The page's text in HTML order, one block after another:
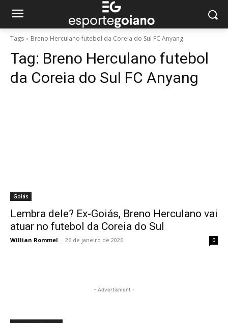
Tags Breno Herculano futebol da Coreia do Sul FC Anyang
Tag: Breno Herculano futebol
da Coreia do Sul FC Anyang
Goiás
Lembra dele? Ex-Goiás, Breno Herculano vai
atuar no futebol da Coreia do Sul
Willian Rommel - 26 de janeiro de 2026 0
- Advertisment -